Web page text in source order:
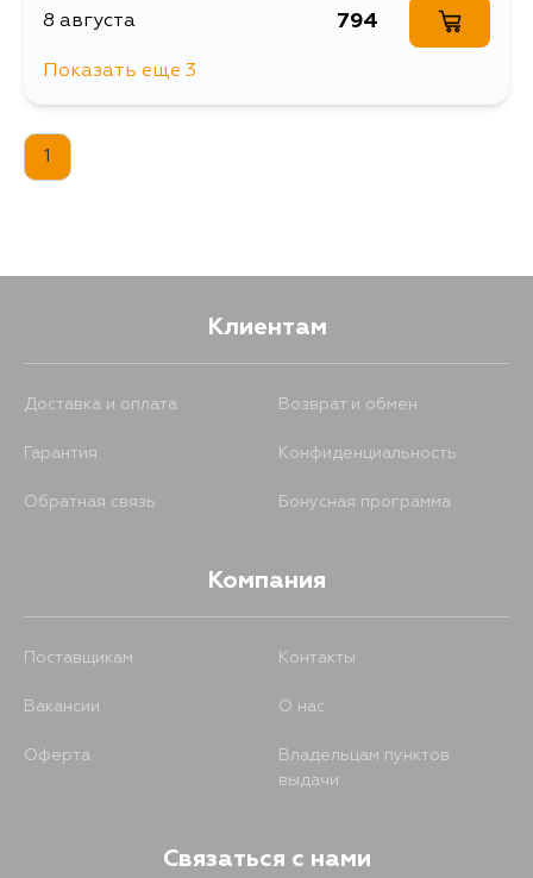
8 августа 794
15 августа
Показать еще 3
1
Клиентам
Доставка и оплата Возврат и обмен
Гарантия Конфиденциальность
Обратная связь Бонусная программа
Компания
Поставщикам Контакты
Вакансии О нас
Оферта
Владельцам пунктов
выдачи
Связаться с нами